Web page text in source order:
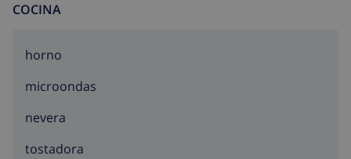
COCINA
horno
microondas
nevera
tostadora